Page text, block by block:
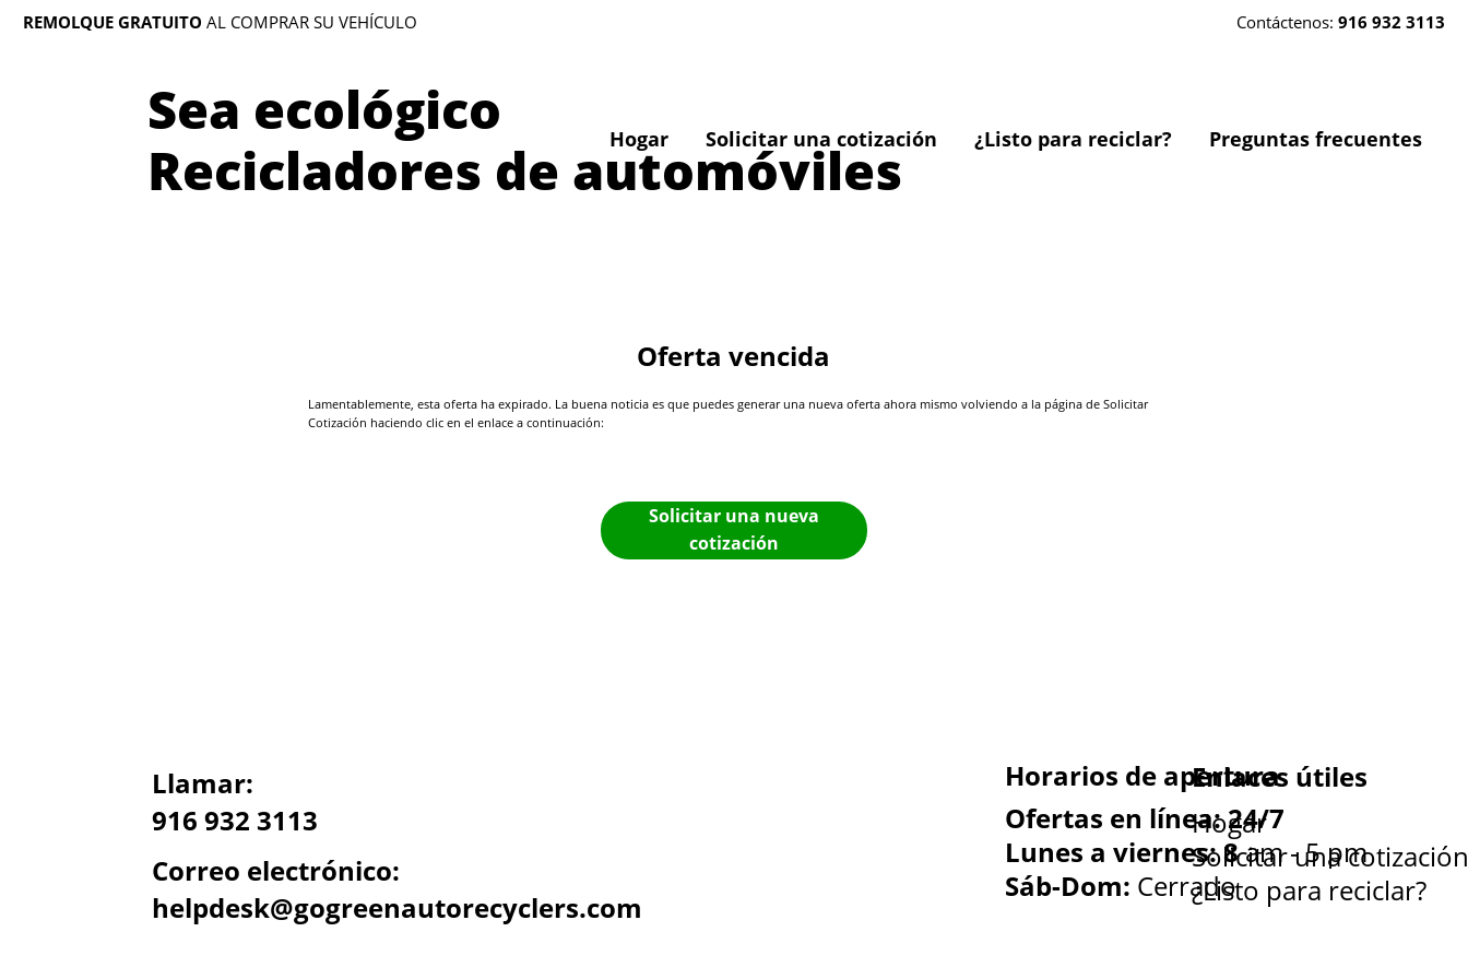
REMOLQUE GRATUITO AL COMPRAR SU VEHÍCULO Contáctenos: 916 932 3113
Hogar Solicitar una cotización ¿Listo para reciclar? Preguntas frecuentes
Sea ecológico
Recicladores de automóviles
Oferta vencida
Lamentablemente, esta oferta ha expirado. La buena noticia es que puedes generar una nueva oferta ahora mismo volviendo a la página de Solicitar
Cotización haciendo clic en el enlace a continuación:
Solicitar una nueva
cotización
Llamar:
916 932 3113
Correo electrónico:
helpdesk@gogreenautorecyclers.com
Horarios de apertura
Ofertas en línea: 24/7
Lunes a viernes: 8am - 5 pm
Sáb-Dom: Cerrado
Enlaces útiles
Hogar
Solicitar una
¿Listo para reciclar?